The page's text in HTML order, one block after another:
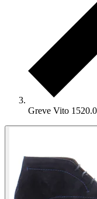
Greve Vito